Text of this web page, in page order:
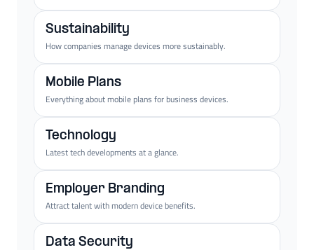
Sustainability
How companies manage devices more sustainably.
Mobile Plans
Everything about mobile plans for business devices.
Technology
Latest tech developments at a glance.
Employer Branding
Attract talent with modern device benefits.
Data Security